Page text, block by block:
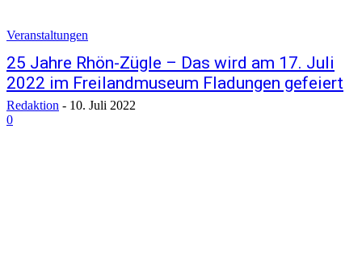
Veranstaltungen
25 Jahre Rhön-Zügle – Das wird am 17. Juli
2022 im Freilandmuseum Fladungen gefeiert
Redaktion - 10. Juli 2022
0